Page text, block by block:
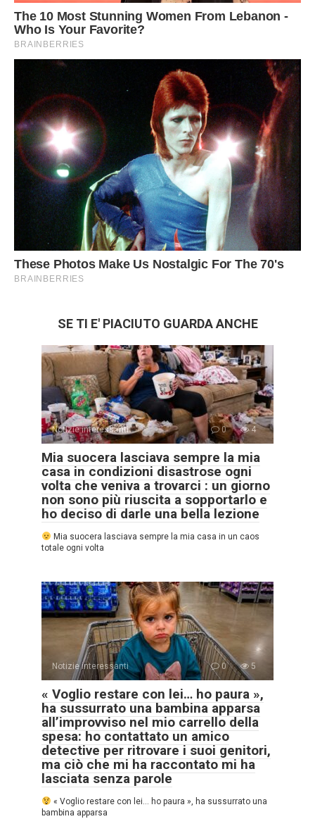
SE TI E' PIACIUTO GUARDA ANCHE
Notizie interessanti 0 4
Mia suocera lasciava sempre la mia
casa in condizioni disastrose ogni
volta che veniva a trovarci : un giorno
non sono più riuscita a sopportarlo e
ho deciso di darle una bella lezione
Mia suocera lasciava sempre la mia casa in un caos
totale ogni volta
Notizie interessanti 0 5
« Voglio restare con lei… ho paura »,
ha sussurrato una bambina apparsa
all’improvviso nel mio carrello della
spesa: ho contattato un amico
detective per ritrovare i suoi genitori,
ma ciò che mi ha raccontato mi ha
lasciata senza parole
« Voglio restare con lei… ho paura », ha sussurrato una
bambina apparsa